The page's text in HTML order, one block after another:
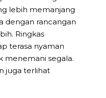
lebih memanjang
dengan rancangan
Ringkas
terasa nyaman
menemani segala.
juga terlihat